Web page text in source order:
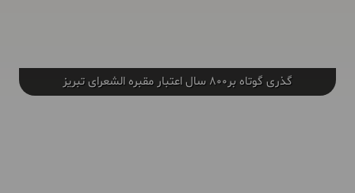
گذری گوتاه بر800 سال اعتبار مقبره الشعرای تبریز